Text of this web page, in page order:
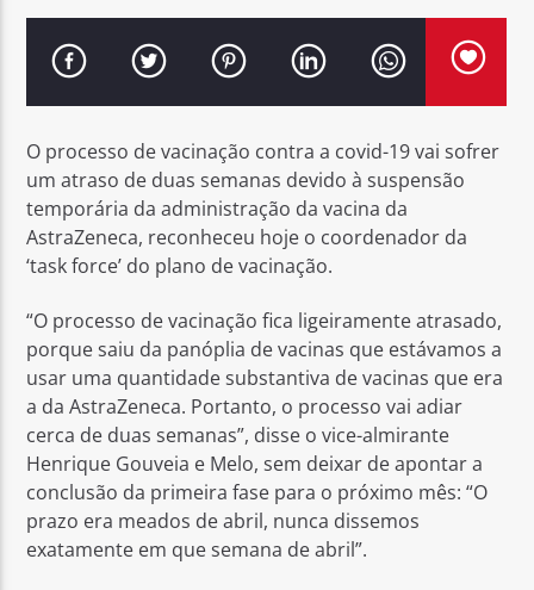
97.1FM E 107.8 FM
RÁDIO NOAR
Rádio No ar
O processo de vacinação contra a covid-19 vai sofrer
um atraso de duas semanas devido à suspensão
temporária da administração da vacina da
AstraZeneca, reconheceu hoje o coordenador da
‘task force’ do plano de vacinação.
“O processo de vacinação fica ligeiramente atrasado,
porque saiu da panóplia de vacinas que estávamos a
usar uma quantidade substantiva de vacinas que era
a da AstraZeneca. Portanto, o processo vai adiar
cerca de duas semanas”, disse o vice-almirante
Henrique Gouveia e Melo, sem deixar de apontar a
conclusão da primeira fase para o próximo mês: “O
prazo era meados de abril, nunca dissemos
exatamente em que semana de abril”.